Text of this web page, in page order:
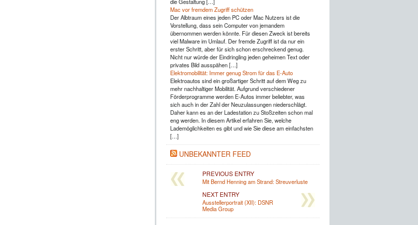
Mac vor fremdem Zugriff schützen
Der Albtraum eines jeden PC oder Mac Nutzers ist die
Vorstellung, dass sein Computer von jemandem
übernommen werden könnte. Für diesen Zweck ist bereits
viel Malware im Umlauf. Der fremde Zugriff ist da nur ein
erster Schritt, aber für sich schon erschreckend genug.
Nicht nur würde der Eindringling jeden geheimen Text oder
privates Bild ausspähen […]
Elektromobilität: Immer genug Strom für das E-Auto
Elektroautos sind ein großartiger Schritt auf dem Weg zu
mehr nachhaltiger Mobilität. Aufgrund verschiedener
Förderprogramme werden E-Autos immer beliebter, was
sich auch in der Zahl der Neuzulassungen niederschlägt.
Daher kann es an der Ladestation zu Stoßzeiten schon mal
eng werden. In diesem Artikel erfahren Sie, welche
Lademöglichkeiten es gibt und wie Sie diese am einfachsten
[…]
UNBEKANNTER FEED
PREVIOUS ENTRY
Mit Bernd Henning am Strand: Streuverluste
NEXT ENTRY
Ausstellerportrait (XII): DSNR
Media Group